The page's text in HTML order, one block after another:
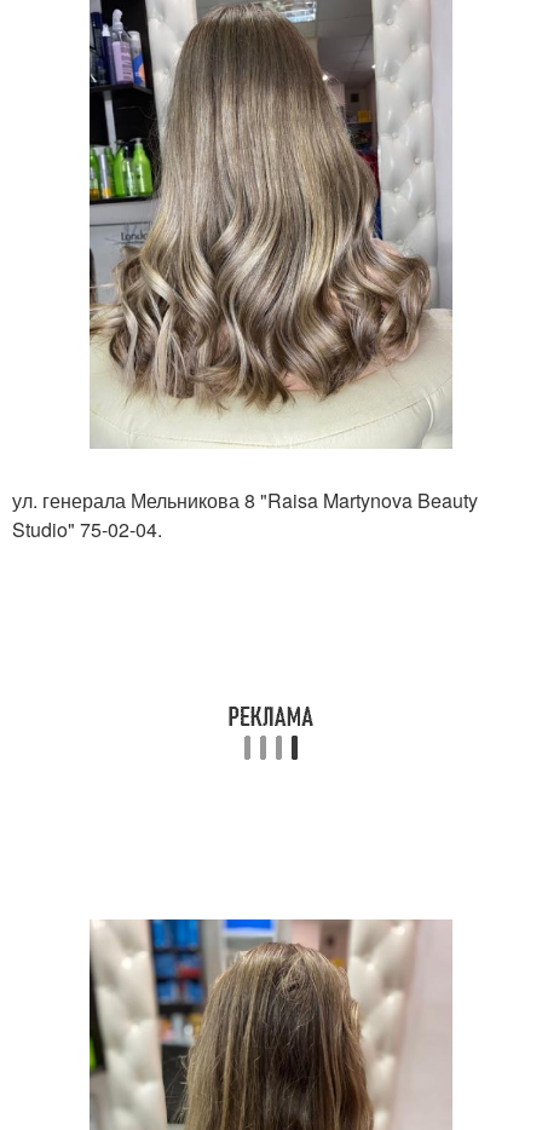
ул. генерала Мельникова 8 "Raisa Martynova Beauty
Studio" 75-02-04.